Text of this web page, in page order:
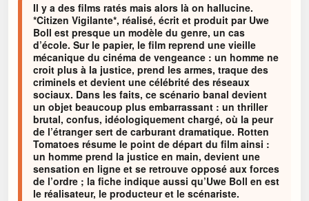
Il y a des films ratés mais alors là on hallucine.
*Citizen Vigilante*, réalisé, écrit et produit par Uwe
Boll est presque un modèle du genre, un cas
d’école. Sur le papier, le film reprend une vieille
mécanique du cinéma de vengeance : un homme ne
croit plus à la justice, prend les armes, traque des
criminels et devient une célébrité des réseaux
sociaux. Dans les faits, ce scénario banal devient
un objet beaucoup plus embarrassant : un thriller
brutal, confus, idéologiquement chargé, où la peur
de l’étranger sert de carburant dramatique. Rotten
Tomatoes résume le point de départ du film ainsi :
un homme prend la justice en main, devient une
sensation en ligne et se retrouve opposé aux forces
de l’ordre ; la fiche indique aussi qu’Uwe Boll en est
le réalisateur, le producteur et le scénariste.